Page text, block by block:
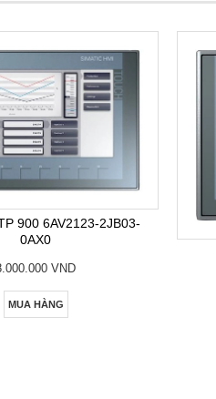
900 6AV2123-2JB03-
0AX0
VND
MUA HÀNG